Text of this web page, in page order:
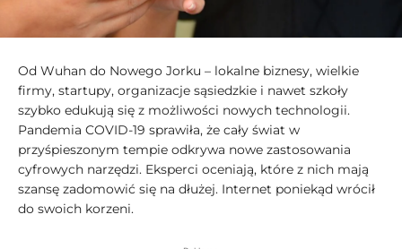
Od Wuhan do Nowego Jorku – lokalne biznesy, wielkie
firmy, startupy, organizacje sąsiedzkie i nawet szkoły
szybko edukują się z możliwości nowych technologii.
Pandemia COVID-19 sprawiła, że cały świat w
przyśpieszonym tempie odkrywa nowe zastosowania
cyfrowych narzędzi. Eksperci oceniają, które z nich mają
szansę zadomowić się na dłużej. Internet poniekąd wrócił
do swoich korzeni.